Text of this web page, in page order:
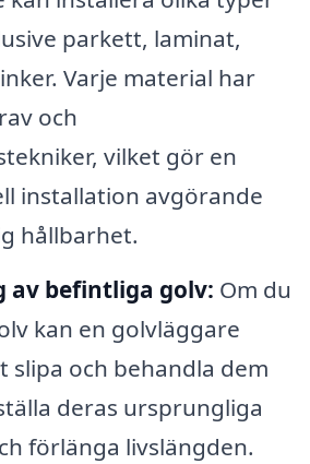
parkett, laminat,
Varje material har
och
vilket gör en
installation avgörande
hållbarhet.
av befintliga golv: Om du
kan en golvläggare
slipa och behandla dem
deras ursprungliga
förlänga livslängden.